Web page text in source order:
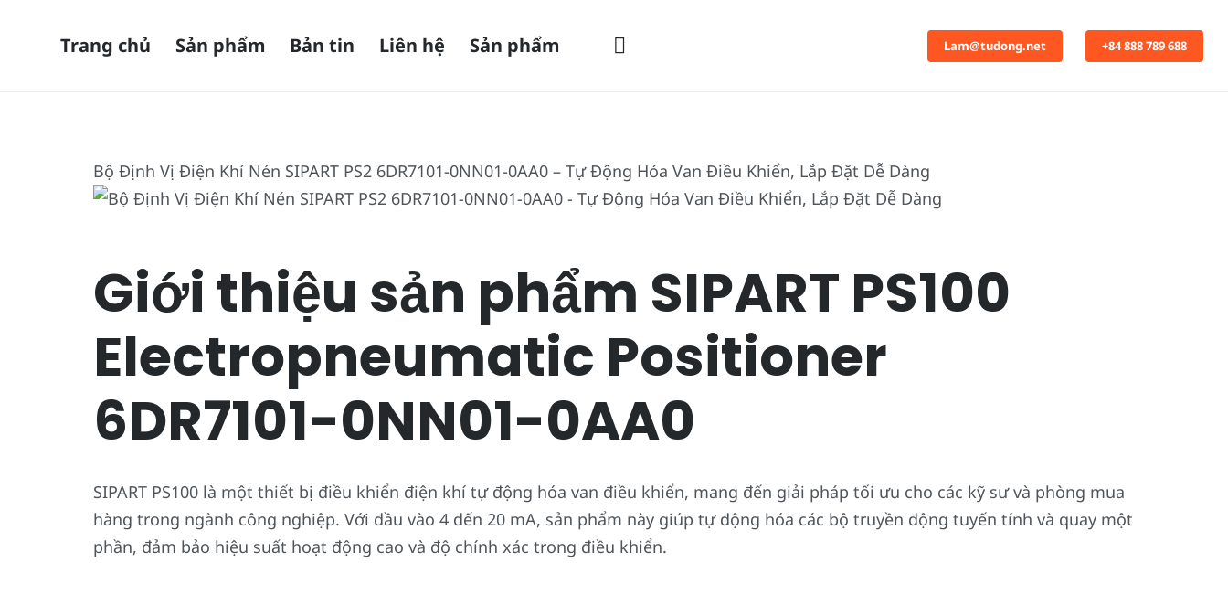
Trang chủ Sản phẩm Bản tin Liên hệ Sản phẩm Lam@tudong.net +84 888 789 688
Bộ Định Vị Điện Khí Nén SIPART PS2 6DR7101-0NN01-0AA0 – Tự Động Hóa Van Điều Khiển, Lắp Đặt Dễ Dàng
Giới thiệu sản phẩm SIPART PS100
Electropneumatic Positioner
6DR7101-0NN01-0AA0
SIPART PS100 là một thiết bị điều khiển điện khí tự động hóa van điều khiển, mang đến giải pháp tối ưu cho các kỹ sư và phòng mua
hàng trong ngành công nghiệp. Với đầu vào 4 đến 20 mA, sản phẩm này giúp tự động hóa các bộ truyền động tuyến tính và quay một
phần, đảm bảo hiệu suất hoạt động cao và độ chính xác trong điều khiển.